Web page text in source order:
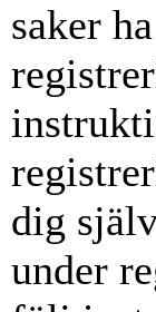
saker
dig
under